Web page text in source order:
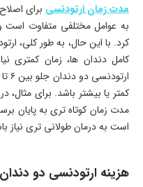
مدت زمان ارتودنسی برای
به عوامل مختلفی متفاوت است
کرد. با این حال، به طور کلی،
کامل دندان ها، زمان کمتری
کمتر یا بیشتر باشد. برای
مدت زمان کوتاه تری به پایان
است به درمان طولانی تری نیاز
هزینه ارتودنسی دو دندان